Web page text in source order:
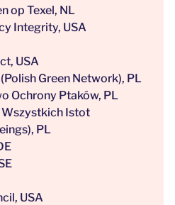
op Texel, NL
Integrity, USA
USA
Green Network), PL
Ochrony Ptaków, PL
Wszystkich Istot
PL
USA